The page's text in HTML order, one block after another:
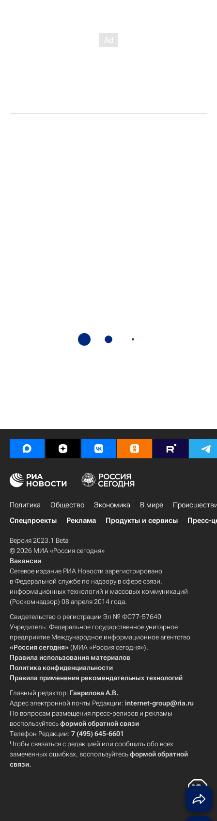
Политика Общество Экономика В мире
Спецпроекты
Реклама Продукты и сервисы Пресс-
Версия 2023.1 Beta
© 2026 МИА «Россия сегодня»
Вакансии
Сетевое издание РИА Новости зарегистрировано
в Федеральной службе по надзору в сфере связи,
информационных технологий и массовых коммуникаций
(Роскомнадзор) 08 апреля 2014 года.
Свидетельство о регистрации Эл № ФС77-57640
Учредитель: Федеральное государственное унитарное
предприятие Международное информационное агентство
«Россия сегодня» (МИА «Россия сегодня»).
Правила использования материалов
Политика конфиденциальности
Правила применения рекомендательных технологий
Главный редактор: Гаврилова А.В.
Адрес электронной почты Редакции: internet-group@ria.ru
По вопросам размещения пресс-релизов и рекламы
воспользуйтесьформой обратной связи
Телефон Редакции: 7 (495) 645-6601
Чтобы связаться с редакцией или сообщить обо всех
замеченных ошибках, воспользуйтесьформой обратной
связи.